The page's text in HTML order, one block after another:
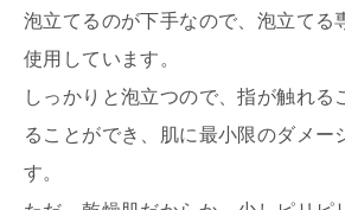
泡立てるのが下手なので、泡立てる
使用しています。
しっかりと泡立つので、指が触れる
ることができ、肌に最小限のダメー
す。